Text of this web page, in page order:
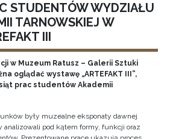
STUDENTÓW WYDZIAŁU
TARNOWSKIEJ W
III
w Muzeum Ratusz – Galerii Sztuki
oglądać wystawę „ARTEFAKT III”,
prac studentów Akademii
były muzealne eksponaty dawnej
analizowali pod kątem formy, funkcji oraz